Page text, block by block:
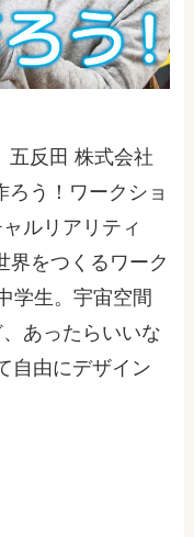
五反田 株式会社
ろう！ワークショ
ルリアリティ
界をつくるワーク
学生。宇宙空間
あったらいいな
自由にデザイン